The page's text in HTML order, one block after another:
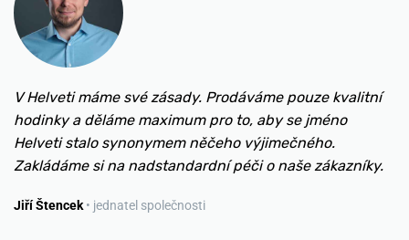
V Helveti máme své zásady. Prodáváme pouze kvalitní
hodinky a děláme maximum pro to, aby se jméno
Helveti stalo synonymem něčeho výjimečného.
Zakládáme si na nadstandardní péči o naše zákazníky.
Jiří Štencek • jednatel společnosti